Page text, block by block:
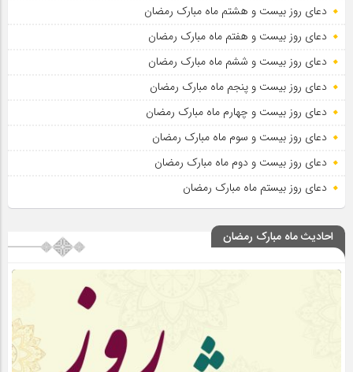
دعای روز بیست و هشتم ماه مبارک رمضان
دعای روز بیست و هفتم ماه مبارک رمضان
دعای روز بیست و ششم ماه مبارک رمضان
دعای روز بیست و پنجم ماه مبارک رمضان
دعای روز بیست و چهارم ماه مبارک رمضان
دعای روز بیست و سوم ماه مبارک رمضان
دعای روز بیست و دوم ماه مبارک رمضان
دعای روز بیستم ماه مبارک رمضان
احادیث ماه مبارک رمضان